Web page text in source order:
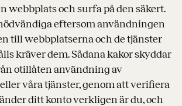
webbplats och surfa på den säkert.
eftersom användningen
till webbplatserna och de tjänster
kräver dem. Sådana kakor skyddar
otillåten användning av
våra tjänster, genom att verifiera
ditt konto verkligen är du, och